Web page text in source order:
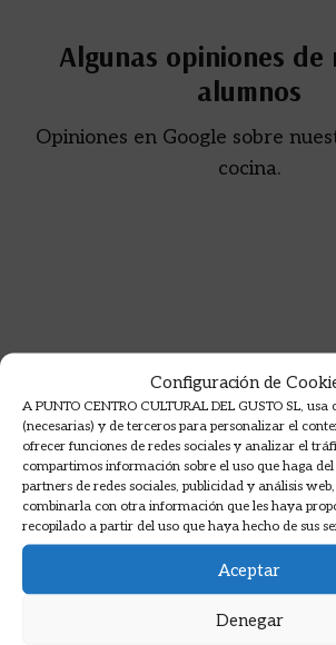
Configuración de
A PUNTO CENTRO CULTURAL DEL GUSTO SL,
(necesarias) y de terceros para personalizar el
ofrecer funciones de redes sociales y analizar el
compartimos información sobre el uso que haga
partners de redes sociales, publicidad y análisis
combinarla con otra información que les haya
recopilado a partir del uso que haya hecho de sus
Aceptar
Denegar
Algunas opiniones de
alumnos
Opiniones en Google sobre
cocina.
Suscríbete a
Recibirás las novedades,
información de cursos y